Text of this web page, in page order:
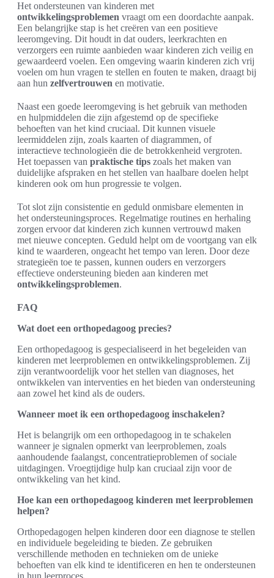
Het ondersteunen van kinderen met
ontwikkelingsproblemen vraagt om een doordachte aanpak.
Een belangrijke stap is het creëren van een positieve
leeromgeving. Dit houdt in dat ouders, leerkrachten en
verzorgers een ruimte aanbieden waar kinderen zich veilig en
gewaardeerd voelen. Een omgeving waarin kinderen zich vrij
voelen om hun vragen te stellen en fouten te maken, draagt bij
aan hun zelfvertrouwen en motivatie.
Naast een goede leeromgeving is het gebruik van methoden
en hulpmiddelen die zijn afgestemd op de specifieke
behoeften van het kind cruciaal. Dit kunnen visuele
leermiddelen zijn, zoals kaarten of diagrammen, of
interactieve technologieën die de betrokkenheid vergroten.
Het toepassen van praktische tips zoals het maken van
duidelijke afspraken en het stellen van haalbare doelen helpt
kinderen ook om hun progressie te volgen.
Tot slot zijn consistentie en geduld onmisbare elementen in
het ondersteuningsproces. Regelmatige routines en herhaling
zorgen ervoor dat kinderen zich kunnen vertrouwd maken
met nieuwe concepten. Geduld helpt om de voortgang van elk
kind te waarderen, ongeacht het tempo van leren. Door deze
strategieën toe te passen, kunnen ouders en verzorgers
effectieve ondersteuning bieden aan kinderen met
ontwikkelingsproblemen.
FAQ
Wat doet een orthopedagoog precies?
Een orthopedagoog is gespecialiseerd in het begeleiden van
kinderen met leerproblemen en ontwikkelingsproblemen. Zij
zijn verantwoordelijk voor het stellen van diagnoses, het
ontwikkelen van interventies en het bieden van ondersteuning
aan zowel het kind als de ouders.
Wanneer moet ik een orthopedagoog inschakelen?
Het is belangrijk om een orthopedagoog in te schakelen
wanneer je signalen opmerkt van leerproblemen, zoals
aanhoudende faalangst, concentratieproblemen of sociale
uitdagingen. Vroegtijdige hulp kan cruciaal zijn voor de
ontwikkeling van het kind.
Hoe kan een orthopedagoog kinderen met leerproblemen
helpen?
Orthopedagogen helpen kinderen door een diagnose te stellen
en individuele begeleiding te bieden. Ze gebruiken
verschillende methoden en technieken om de unieke
behoeften van elk kind te identificeren en hen te ondersteunen